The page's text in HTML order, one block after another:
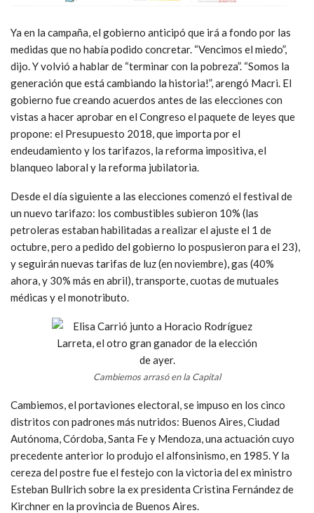
Ya en la campaña, el gobierno anticipó que irá a fondo por las
medidas que no había podido concretar. “Vencimos el miedo”,
dijo. Y volvió a hablar de “terminar con la pobreza”. “Somos la
generación que está cambiando la historia!”, arengó Macri. El
gobierno fue creando acuerdos antes de las elecciones con
vistas a hacer aprobar en el Congreso el paquete de leyes que
propone: el Presupuesto 2018, que importa por el
endeudamiento y los tarifazos, la reforma impositiva, el
blanqueo laboral y la reforma jubilatoria.
Desde el día siguiente a las elecciones comenzó el festival de
un nuevo tarifazo: los combustibles subieron 10% (las
petroleras estaban habilitadas a realizar el ajuste el 1 de
octubre, pero a pedido del gobierno lo pospusieron para el 23),
y seguirán nuevas tarifas de luz (en noviembre), gas (40%
ahora, y 30% más en abril), transporte, cuotas de mutuales
médicas y el monotributo.
Cambiemos arrasó en la Capital
Cambiemos, el portaviones electoral, se impuso en los cinco
distritos con padrones más nutridos: Buenos Aires, Ciudad
Autónoma, Córdoba, Santa Fe y Mendoza, una actuación cuyo
precedente anterior lo produjo el alfonsinismo, en 1985. Y la
cereza del postre fue el festejo con la victoria del ex ministro
Esteban Bullrich sobre la ex presidenta Cristina Fernández de
Kirchner en la provincia de Buenos Aires.